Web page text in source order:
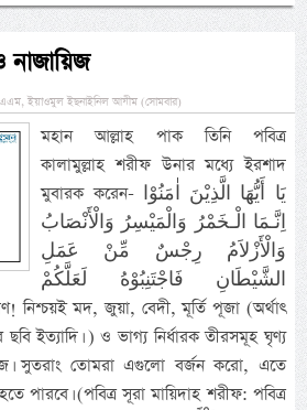
নাজায়িজ
ইয়াওমুল ইছনাইনিল আযীম (সোমবার)
মহান আল্লাহ পাক তিনি পবিত্র
কালামুল্লাহ শরীফ উনার মধ্যে ইরশাদ
মুবারক করেন- يَا أَيُّهَا الَّذِيْنَ اٰمَنُوْا
اِنَّـمَا الْـخَمْرُ وَالْمَيْسِرُ وَالْأَنْصَابُ
وَالْأَزْلاَمُ رِجْسٌ مِّنْ عَمَلِ
الشَّيْطَانِ فَاجْتَنِبُوْهُ لَعَلَّكُمْ
ছবি ইত্যাদি। ) ও ভাগ্য নির্ধারক তীরসমূহ ঘৃণ্য
সুতরাং তোমরা এগুলো বর্জন করো, এতে
পারবে। (পবিত্র সূরা মায়িদাহ শরীফ: পবিত্র